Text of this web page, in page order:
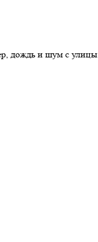
дождь и шум с улицы.